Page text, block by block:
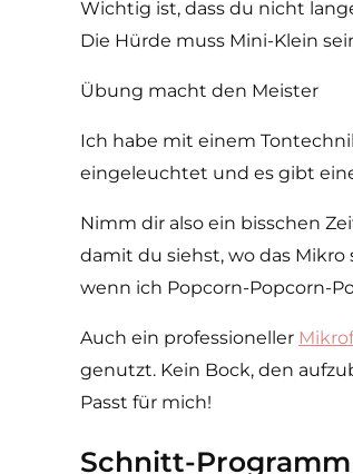
Wichtig ist, dass du nicht
Die Hürde muss Mini-Klein
Übung macht den Meister
Ich habe mit einem
eingeleuchtet und es gibt
Nimm dir also ein bisschen
damit du siehst, wo das
wenn ich Popcorn-Popcorn-
Auch ein professioneller
genutzt. Kein Bock, den
Passt für mich!
Schnitt-Programm